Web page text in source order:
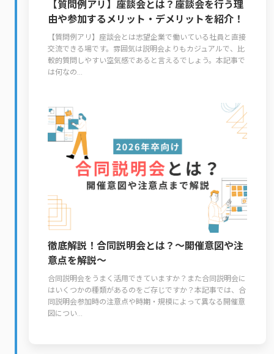
【質問例アリ】座談会とは？座談会を行う理
由や参加するメリット・デメリットを紹介！
【質問例アリ】座談会とは志望企業で働いている社員と直接
交流できる場です。雰囲気は説明会よりもカジュアルで、比
較的質問しやすい空気感であると言えるでしょう。本記事で
は何なの...
徹底解説！合同説明会とは？～開催意図や注
意点を解説～
合同説明会をうまく活用できていますか？また合同説明会に
はいくつかの種類があるのをご存じですか？本記事では、合
同説明会参加時の注意点や時期・規模によって異なる開催意
図につい...